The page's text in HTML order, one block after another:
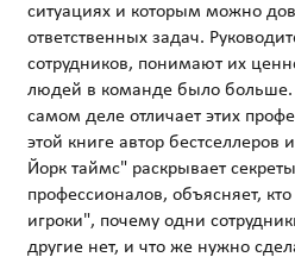
ситуациях и которым можно
ответственных задач.
сотрудников, понимают их
людей в команде было больше.
самом деле отличает этих
этой книге автор бестселлеров
Йорк таймс" раскрывает
профессионалов, объясняет,
игроки", почему одни
другие нет, и что же нужно